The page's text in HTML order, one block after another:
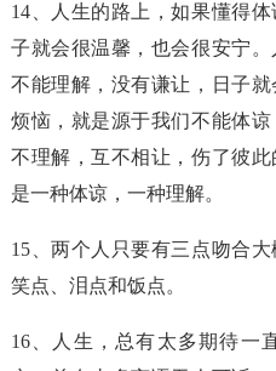
14、人生的路上，如果懂得
子就会很温馨，也会很安宁
不能理解，没有谦让，日子
烦恼，就是源于我们不能体
不理解，互不相让，伤了彼
是一种体谅，一种理解。
15、两个人只要有三点吻合
笑点、泪点和饭点。
16、人生，总有太多期待一